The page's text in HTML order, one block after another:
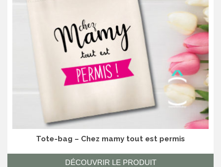
Tote-bag – Chez mamy tout est permis
DÉCOUVRIR LE PRODUIT